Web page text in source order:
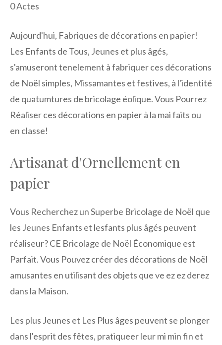
0Actes
Aujourd'hui, Fabriques de décorations en papier!
Les Enfants de Tous, Jeunes et plus âgés,
s'amuseront tenelement à fabriquer ces décorations
de Noël simples, Missamantes et festives, à l'identité
de quatumtures de bricolage éolique. Vous Pourrez
Réaliser ces décorations en papier à la mai faits ou
en classe!
Artisanat d'Ornellement en
papier
Vous Recherchez un Superbe Bricolage de Noël que
les Jeunes Enfants et lesfants plus âgés peuvent
réaliseur? CE Bricolage de Noël Économique est
Parfait. Vous Pouvez créer des décorations de Noël
amusantes en utilisant des objets que ve ez ez derez
dans la Maison.
Les plus Jeunes et Les Plus âges peuvent se plonger
dans l'esprit des fêtes, pratiqueer leur mi min fin et